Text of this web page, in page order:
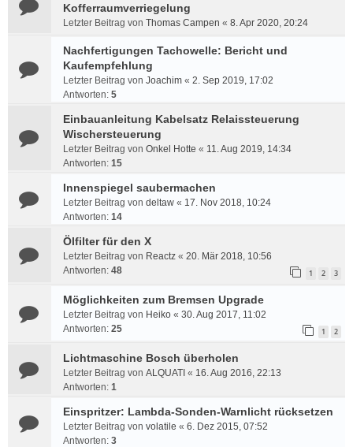
Kofferraumverriegelung
Letzter Beitrag von Thomas Campen « 8. Apr 2020, 20:24
Nachfertigungen Tachowelle: Bericht und
Kaufempfehlung
Letzter Beitrag von Joachim « 2. Sep 2019, 17:02
Antworten: 5
Einbauanleitung Kabelsatz Relaissteuerung
Wischersteuerung
Letzter Beitrag von Onkel Hotte « 11. Aug 2019, 14:34
Antworten: 15
Innenspiegel saubermachen
Letzter Beitrag von deltaw « 17. Nov 2018, 10:24
Antworten: 14
Ölfilter für den X
Letzter Beitrag von Reactz « 20. Mär 2018, 10:56
Antworten: 48 1 2 3
Möglichkeiten zum Bremsen Upgrade
Letzter Beitrag von Heiko « 30. Aug 2017, 11:02
Antworten: 25 1 2
Lichtmaschine Bosch überholen
Letzter Beitrag von ALQUATI « 16. Aug 2016, 22:13
Antworten: 1
Einspritzer: Lambda-Sonden-Warnlicht rücksetzen
Letzter Beitrag von volatile « 6. Dez 2015, 07:52
Antworten: 3